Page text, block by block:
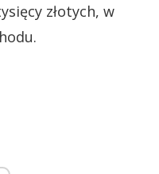
złotych, w